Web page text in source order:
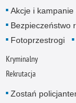
Akcje i kampanie
Bezpieczeństwo
Fotoprzestrogi
Kryminalny
Rekrutacja
Zostań